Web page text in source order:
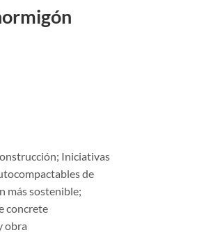
Iniciativas
de
más sostenible;
concrete
obra